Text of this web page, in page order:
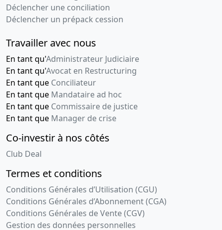
Déclencher une conciliation
Déclencher un prépack cession
Travailler avec nous
En tant qu'Administrateur Judiciaire
En tant qu'Avocat en Restructuring
En tant que Conciliateur
En tant que Mandataire ad hoc
En tant que Commissaire de justice
En tant que Manager de crise
Co-investir à nos côtés
Club Deal
Termes et conditions
Conditions Générales d’Utilisation (CGU)
Conditions Générales d’Abonnement (CGA)
Conditions Générales de Vente (CGV)
Gestion des données personnelles